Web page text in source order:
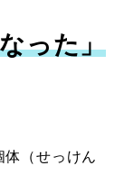
った」
（せっけん